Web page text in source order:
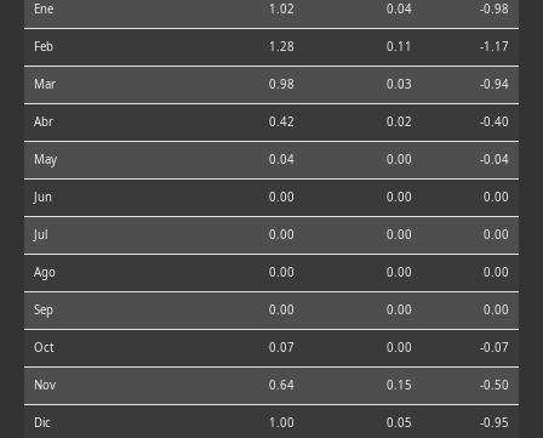
Ene 1.02 0.04 -0.98
Feb 1.28 0.11 -1.17
Mar 0.98 0.03 -0.94
Abr 0.42 0.02 -0.40
May 0.04 0.00 -0.04
Jun 0.00 0.00 0.00
Jul 0.00 0.00 0.00
Ago 0.00 0.00 0.00
Sep 0.00 0.00 0.00
Oct 0.07 0.00 -0.07
Nov 0.64 0.15 -0.50
Dic 1.00 0.05 -0.95